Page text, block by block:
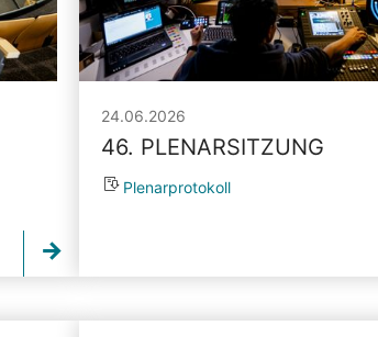
24.06.2026
46. PLENARSITZUNG
Plenarprotokoll